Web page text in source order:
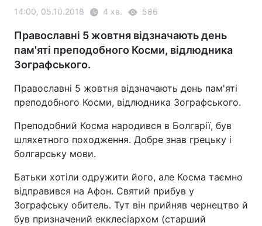
14:00, 05.10.2018 4 хв. 586
Православні 5 жовтня відзначають день
пам'яті преподобного Косми, відлюдника
Зографського.
Православні 5 жовтня відзначають день пам'яті
преподобного Косми, відлюдника Зографського.
Преподобний Косма народився в Болгарії, був
шляхетного походження. Добре знав грецьку і
болгарську мови.
Батьки хотіли одружити його, але Косма таємно
відправився на Афон. Святий прибув у
Зографську обитель. Тут він прийняв чернецтво й
був призначений екклесіархом (старший